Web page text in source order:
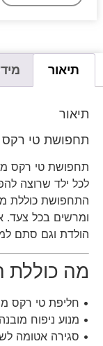
תיאור
תיאור
תחפושת טי
תחפושת טי רקס
לכל ילד שרוצה
התחפושת כוללת
ומרשים בכל צעד.
הולדת וגם סתם
מה
• חליפת טי רקס
• מנוע ניפוח מובנה
• סגירה אטומה